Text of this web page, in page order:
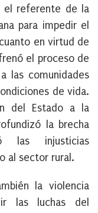
el referente de la
para impedir el
en virtud de
el proceso de
las comunidades
de vida.
del Estado a la
la brecha
las injusticias
al sector rural.
la violencia
las luchas del